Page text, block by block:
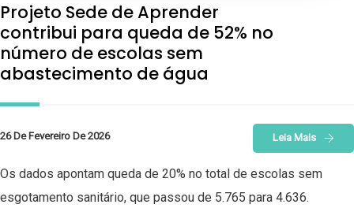
Projeto Sede de Aprender
contribui para queda de 52% no
número de escolas sem
abastecimento de água
26 De Fevereiro De 2026 Leia Mais
Os dados apontam queda de 20% no total de escolas sem
esgotamento sanitário, que passou de 5.765 para 4.636.